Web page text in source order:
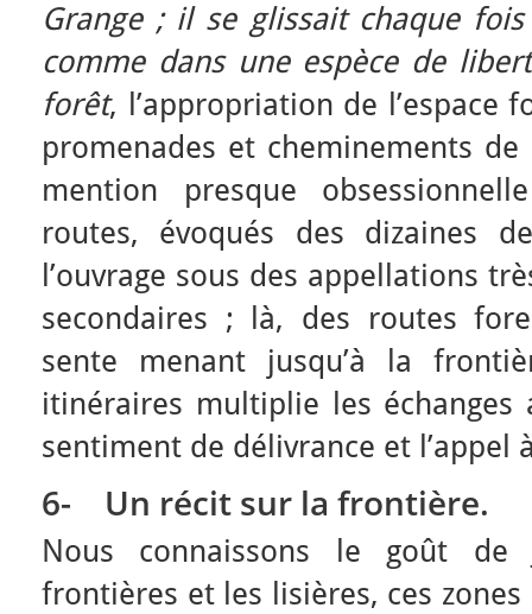
Grange ; il se glissait chaque
comme dans une espèce de
forêt, l’appropriation de l’espace
promenades et cheminements
mention presque
routes, évoqués des dizaines
l’ouvrage sous des appellations
secondaires ; là, des routes
sente menant jusqu’à la
itinéraires multiplie les
sentiment de délivrance et l’appel
6- Un récit sur la frontière.
Nous connaissons le goût de
frontières et les lisières, ces